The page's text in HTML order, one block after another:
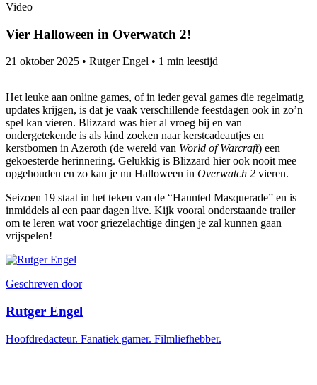
Video
Vier Halloween in Overwatch 2!
21 oktober 2025 • Rutger Engel • 1 min leestijd
Het leuke aan online games, of in ieder geval games die regelmatig
updates krijgen, is dat je vaak verschillende feestdagen ook in zo’n
spel kan vieren. Blizzard was hier al vroeg bij en van
ondergetekende is als kind zoeken naar kerstcadeautjes en
kerstbomen in Azeroth (de wereld van World of Warcraft) een
gekoesterde herinnering. Gelukkig is Blizzard hier ook nooit mee
opgehouden en zo kan je nu Halloween in Overwatch 2 vieren.
Seizoen 19 staat in het teken van de “Haunted Masquerade” en is
inmiddels al een paar dagen live. Kijk vooral onderstaande trailer
om te leren wat voor griezelachtige dingen je zal kunnen gaan
vrijspelen!
Geschreven door
Rutger Engel
Hoofdredacteur. Fanatiek gamer. Filmliefhebber.